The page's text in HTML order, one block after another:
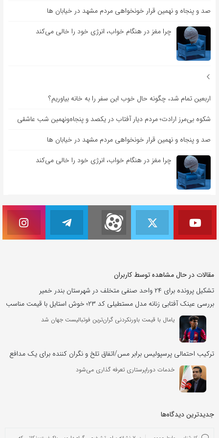
صد و پنجاه و نهمین قرار خونخواهی مردم مشهد در خیابان ها
چرا مغز در هنگام خواب، انرژی خود را خالی می‌کند
اربعین تمام شد، چگونه حال خوب این سفر را به خانه بیاوریم؟
شکوه بی‌مرز ارادت؛ مردم دیار آفتاب در یکصد و پنجاه‌ونهمین شب عاشقی
صد و پنجاه و نهمین قرار خونخواهی مردم مشهد در خیابان ها
چرا مغز در هنگام خواب، انرژی خود را خالی می‌کند
مقالات در حال مشاهده توسط کاربران
تشکیل پرونده برای ۲۴ واحد صنفی متخلف در شهرستان بندر خمیر
بررسی عینک آفتابی زنانه مدل مستطیلی کد ۲۳؛ خوش استایل با قیمت مناسب
یامال با قیمت باورنکردنی گران‌ترین فوتبالیست جهان شد
ترکیب احتمالی پرسپولیس برابر مس/اتفاق تلخ و نگران کننده برای یک مدافع
خدمات دوراپرستاری تعرفه گذاری می‌شود
جدیدترین دیدگاه‌‌ها